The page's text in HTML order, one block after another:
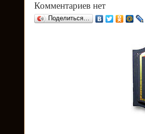
Комментариев нет
Поделиться…